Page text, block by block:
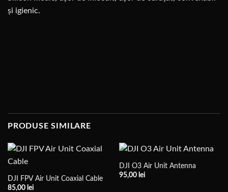
și igienic.
PRODUSE SIMILARE
DJI FPV Air Unit Coaxial Cable
85,00 lei
DJI O3 Air Unit Antenna
95,00 lei